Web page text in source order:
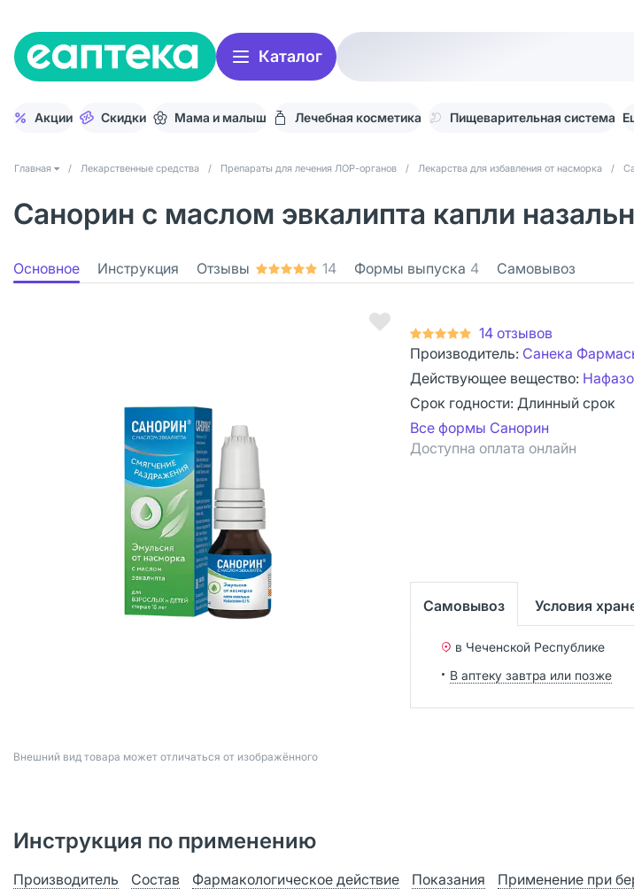
Каталог
Акции Скидки Мама и малыш Лечебная косметика Пищеварительная система
Главная / Лекарственные средства / Препараты для лечения ЛОР-органов / Лекарства для избавления от насморка /
Санорин с маслом эвкалипта капли
Основное Инструкция Отзывы 14 Формы выпуска 4 Самовывоз
Bнешний вид товара может отличаться от изображённого
14 отзывов
Производитель: Санека
Действующее вещество:
Срок годности: Длинный срок
Все формы Санорин
Доступна оплата онлайн
Самовывоз Условия
в Чеченской Республике
В аптеку завтра или позже
Инструкция по применению
Производитель Состав Фармакологическое действие Показания
Применение при